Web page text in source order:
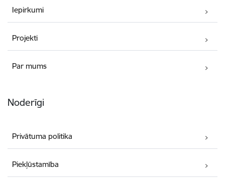
Iepirkumi
Projekti
Par mums
Noderīgi
Privātuma politika
Piekļūstamība